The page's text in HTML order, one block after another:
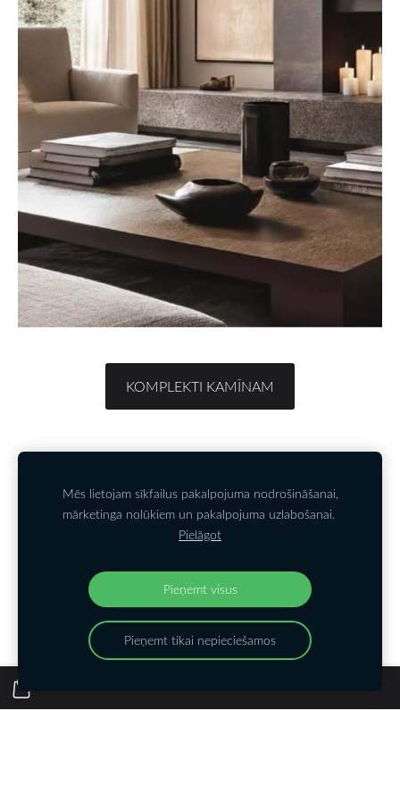
​KOMPLEKTI KAMĪNAM​
Sīkdatnes
Kontakttālrunis: +37126550916;
Tiekamies arī:
Mēs lietojam sīkfailus pakalpojuma nodrošināšanai,
mārketinga nolūkiem un pakalpojuma uzlabošanai.
Pielāgot
Pieņemt visus
Pieņemt tikai nepieciešamos